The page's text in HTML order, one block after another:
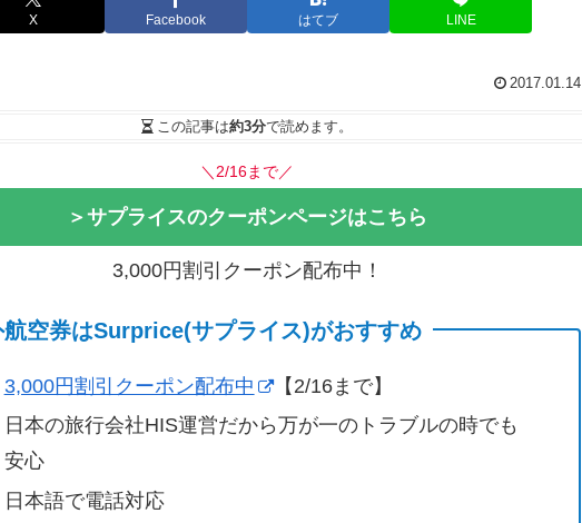
X Facebook はてブ LINE
2017.01.14
この記事は約3分で読めます。
＼2/16まで／
＞サプライスのクーポンページはこちら
3,000円割引クーポン配布中！
航空券はSurprice(サプライス)がおすすめ
3,000円割引クーポン配布中
【2/16まで】
日本の旅行会社HIS運営だから万が一のトラブルの時でも
安心
日本語で電話対応